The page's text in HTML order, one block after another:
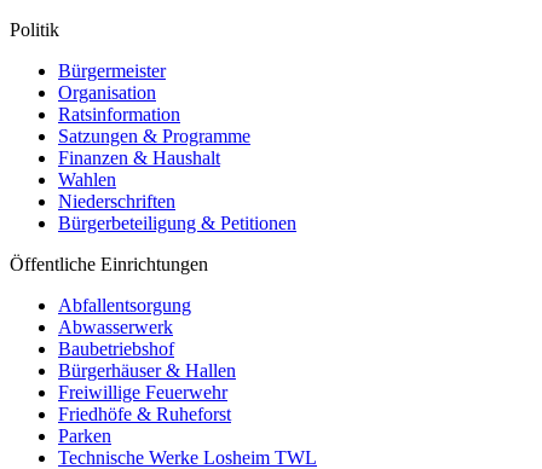
Politik
Bürgermeister
Organisation
Ratsinformation
Satzungen & Programme
Finanzen & Haushalt
Wahlen
Niederschriften
Bürgerbeteiligung & Petitionen
Öffentliche Einrichtungen
Abfallentsorgung
Abwasserwerk
Baubetriebshof
Bürgerhäuser & Hallen
Freiwillige Feuerwehr
Friedhöfe & Ruheforst
Parken
Technische Werke Losheim TWL